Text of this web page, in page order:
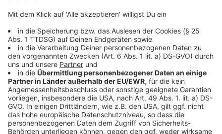
Sirenen: Über 6.000 Sirenen gibt es in NRW
Probewarnung versenden
Medien: Unter anderem bei uns im Radio werdet
ihr informiert. Es wird ein Warntext durchgegeben
Infotafeln: Die Infotafeln, beispielsweise in
Innenstädten oder an wichtigen Kreuzungen,
werden auch auf den Warntag hinweisen
Bahnsteige und Züge: Auch hier sollen Durchsagen
sowie Meldungen auf Anzeigetafeln
durchgegeben